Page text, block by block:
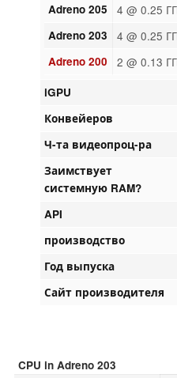
Adreno 205 4 @ 0.25
Adreno 203 4 @ 0.25
Adreno 200 2 @ 0.13
iGPU
Конвейеров
Ч-та видеопроц-ра
Заимствует
системную RAM?
API
производство
Год выпуска
Сайт производителя
CPU in Adreno 203